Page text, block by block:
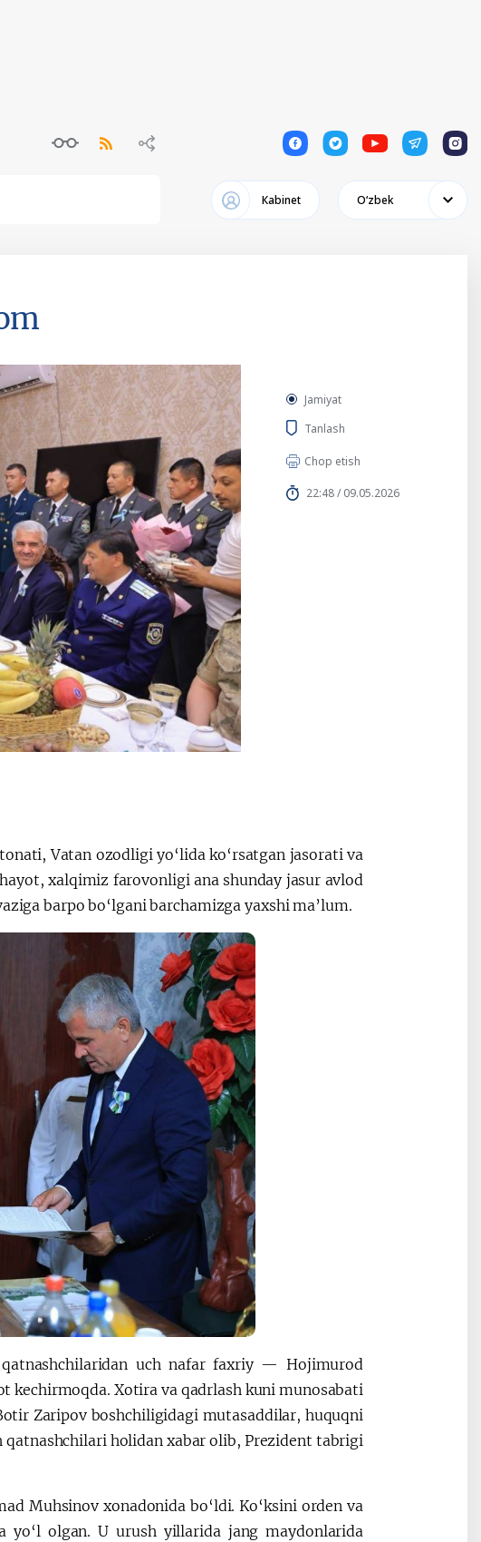
1 1 1 1 1
Кabinet Oʻzbek
va
hamkorligi
Oʻzbekiston va
Pokiston hamkorligi
Jamiyat
Tanlash
Chop etish
22:48 / 09.05.2026
Vatan ozodligi yo‘lida ko‘rsatgan jasorati va
xalqimiz farovonligi ana shunday jasur avlod
barpo bo‘lgani barchamizga yaxshi ma’lum.
uch nafar faxriy — Hojimurod
kechirmoqda. Xotira va qadrlash kuni munosabati
Zaripov boshchiligidagi mutasaddilar, huquqni
holidan xabar olib, Prezident tabrigi
Muhsinov xonadonida bo‘ldi. Ko‘ksini orden va
yo‘l olgan. U urush yillarida jang maydonlarida